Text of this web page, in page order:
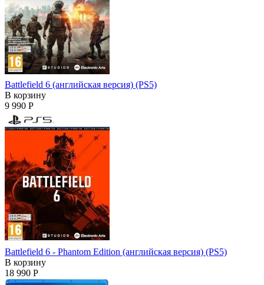
Battlefield 6 (английская версия) (PS5)
В корзину
9 990 Р
Battlefield 6 - Phantom Edition (английская версия) (PS5)
В корзину
18 990 Р